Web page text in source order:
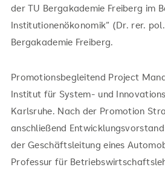
der TU Bergakademie Freiberg im
Institutionenökonomik“ (Dr. rer.
Bergakademie Freiberg.
Promotionsbegleitend Project
Institut für System- und
Karlsruhe. Nach der Promotion
anschließend
der Geschäftsleitung eines
Professur für